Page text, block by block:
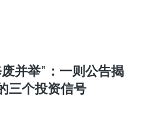
并举”：一则公告揭
三个投资信号